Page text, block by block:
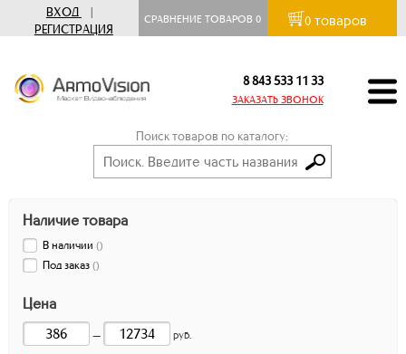
ВХОД
|
РЕГИСТРАЦИЯ
СРАВНЕНИЕ ТОВАРОВ0 0 товаров
8 843 533 11 33
ЗАКАЗАТЬ ЗВОНОК
Поиск товаров по каталогу:
Наличие товара
В наличии ()
Под заказ ()
Цена
— руб.